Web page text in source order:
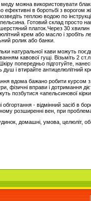
меду можна використовувати
ефективні в боротьбі з ворогом
теплою водою по
Готовий склад просто
шерстяний платок.Через 30 хвилин
крем або масло і зробіть
ролик або банки.
натуральної кави можуть
кавової гущі. Візьміть 2
попередньо підготуйте,
душ і втирайте антицелюлітний
вдома бажано робити курсом з
фізичні вправи і дотримання
позбутися «апельсинової
- відмінний засіб в
розширенні вен, при
домашні, умова, целюліт,